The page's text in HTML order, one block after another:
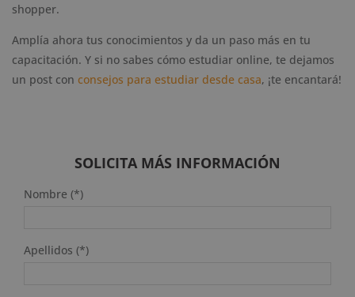
shopper.
Amplía ahora tus conocimientos y da un paso más en tu
capacitación. Y si no sabes cómo estudiar online, te dejamos
un post con consejos para estudiar desde casa, ¡te encantará!
SOLICITA MÁS INFORMACIÓN
Nombre (*)
Apellidos (*)